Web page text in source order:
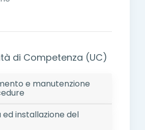
di Competenza (UC)
e manutenzione
ed installazione del